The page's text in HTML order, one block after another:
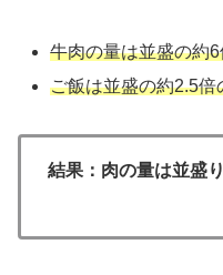
牛肉の量は並盛の約6
ご飯は並盛の約2.5倍
結果：肉の量は並盛